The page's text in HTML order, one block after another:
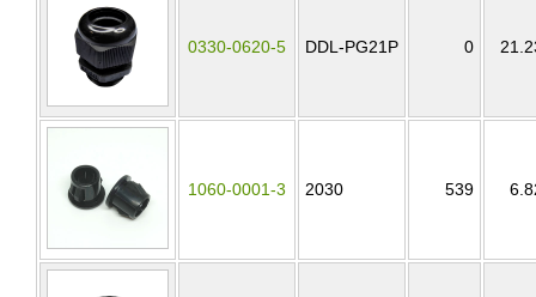
0330-0620-5 DDL-PG21P 0
1060-0001-3 2030 539